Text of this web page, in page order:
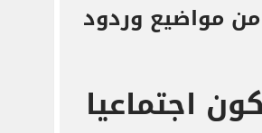
من مواضيع وردود
اجتماعيا